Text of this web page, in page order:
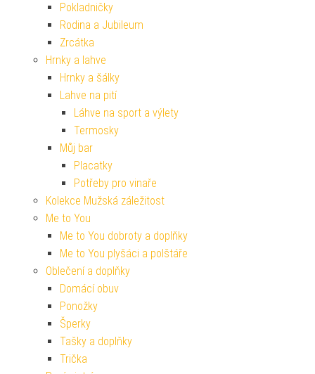
Pokladničky
Rodina a Jubileum
Zrcátka
Hrnky a lahve
Hrnky a šálky
Lahve na pití
Láhve na sport a výlety
Termosky
Můj bar
Placatky
Potřeby pro vinaře
Kolekce Mužská záležitost
Me to You
Me to You dobroty a doplňky
Me to You plyšáci a polštáře
Oblečení a doplňky
Domácí obuv
Ponožky
Šperky
Tašky a doplňky
Trička